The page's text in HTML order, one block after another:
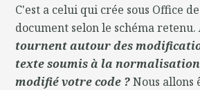
C'est a celui qui crée sous Office
document selon le schéma retenu.
tournent autour des
texte soumis à la
modifié votre code ?Nous allons